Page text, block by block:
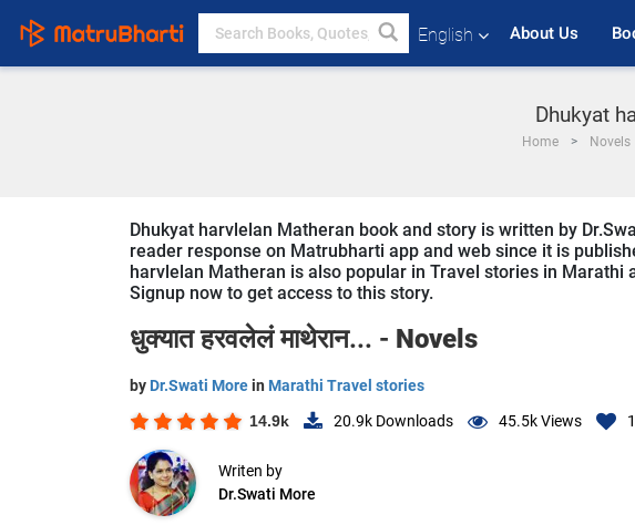
English About Us
Dhukyat
Home Novels
Dhukyat harvlelan Matheran book and story is written by
reader response on Matrubharti app and web since it is
harvlelan Matheran is also popular in Travel stories in
Signup now to get access to this story.
धुक्यात हरवलेलं माथेरान... - Novels
by Dr.Swati Morein Marathi Travel stories
14.9k 20.9k Downloads 45.5kViews 1
Writen by
Dr.Swati More